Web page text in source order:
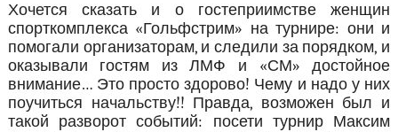
Хочется сказать и о гостеприимстве женщин
спорткомплекса «Гольфстрим» на турнире: они и
помогали организаторам, и следили за порядком, и
оказывали гостям из ЛМФ и «СМ» достойное
внимание… Это просто здорово! Чему и надо у них
поучиться начальству!! Правда, возможен был и
такой разворот событий: посети турнир Максим